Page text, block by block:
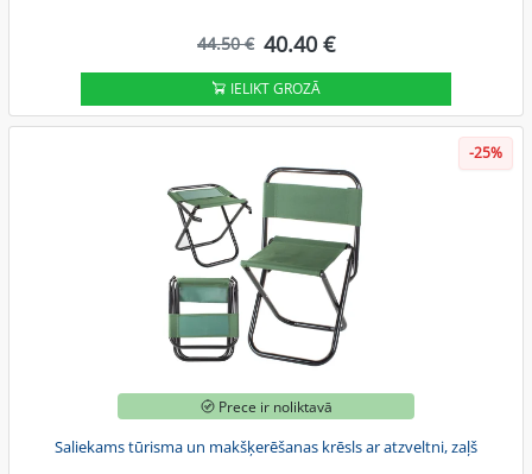
44.50 € 40.40 €
IELIKT GROZĀ
-25%
Prece ir noliktavā
Saliekams tūrisma un makšķerēšanas krēsls ar atzveltni, zaļš